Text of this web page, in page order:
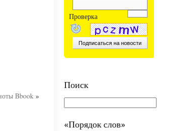
Bbook »
Проверка
Поиск
«Порядок слов»